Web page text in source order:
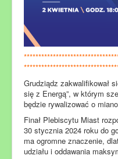
Grudziądz zakwalifikował
się z Energą”, w którym
będzie rywalizować o
Finał Plebiscytu Miast
30 stycznia 2024 roku do
ma ogromne znaczenie,
udziału i oddawania